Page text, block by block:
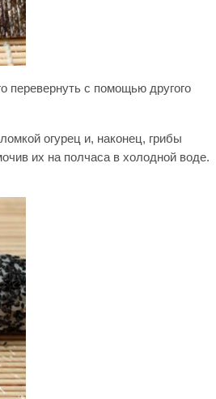
перевернуть с помощью другого
огурец и, наконец, грибы
их на полчаса в холодной воде.